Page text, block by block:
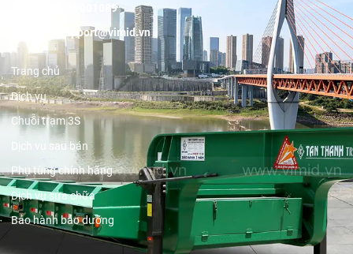
19001089
support@vimid.vn
Trang chủ
Dịch vụ
Chuỗi trạm 3S
Dịch vụ sau bán
Phụ tùng chính hãng
Dịch vụ sửa chữa
Bảo hành bảo dưỡng